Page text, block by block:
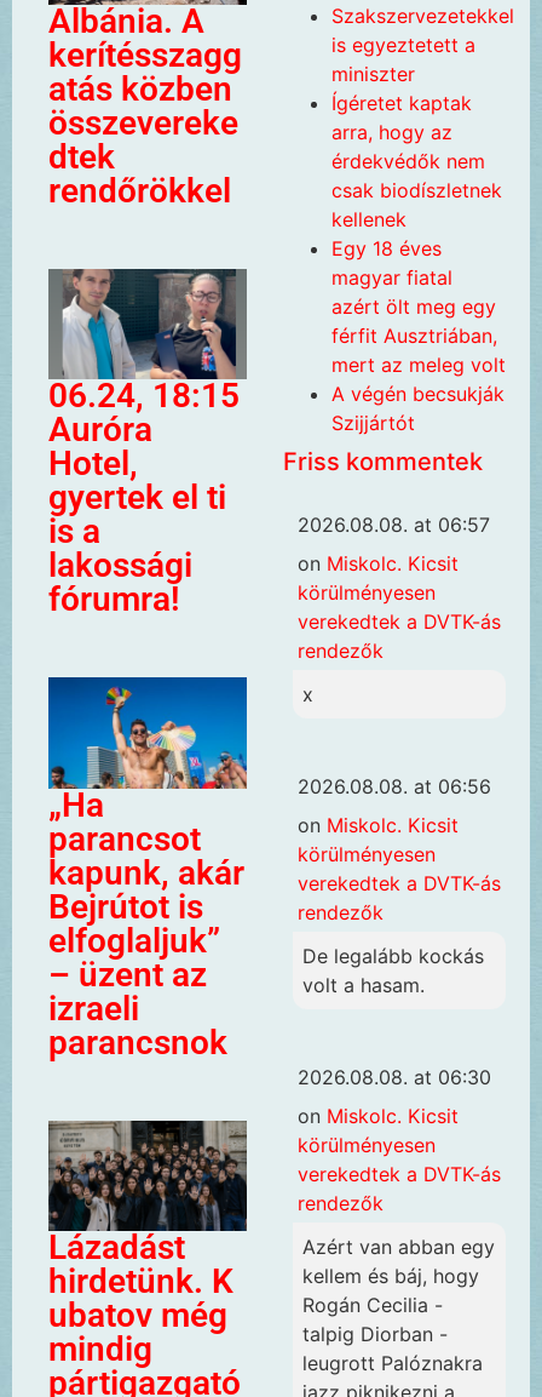
Albánia. A
kerítésszagg
atás közben
összevereke
dtek
rendőrökkel
06.24, 18:15
Auróra
Hotel,
gyertek el ti
is a
lakossági
fórumra!
„Ha
parancsot
kapunk, akár
Bejrútot is
elfoglaljuk”
– üzent az
izraeli
parancsnok
Lázadást
hirdetünk. K
ubatov még
mindig
pártigazgató
Szakszervezetekkel
is egyeztetett a
miniszter
Ígéretet kaptak
arra, hogy az
érdekvédők nem
csak biodíszletnek
kellenek
Egy 18 éves
magyar fiatal
azért ölt meg egy
férfit Ausztriában,
mert az meleg volt
A végén becsukják
Szijjártót
Friss kommentek
2026.08.08. at 06:57
on Miskolc. Kicsit
körülményesen
verekedtek a DVTK-ás
rendezők
x
2026.08.08. at 06:56
on Miskolc. Kicsit
körülményesen
verekedtek a DVTK-ás
rendezők
De legalább kockás
volt a hasam.
2026.08.08. at 06:30
on Miskolc. Kicsit
körülményesen
verekedtek a DVTK-ás
rendezők
Azért van abban egy
kellem és báj, hogy
Rogán Cecilia -
talpig Diorban -
leugrott Palóznakra
jazz piknikezni a